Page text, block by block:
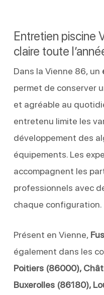
Entretien piscine
claire toute
Dans la Vienne 86, un
permet de conserver
et agréable au
entretenu limite les
développement des
équipements. Les
accompagnent les
professionnels avec
chaque configuration.
Présent en Vienne,
également dans les
Poitiers (86000),
Buxerolles (86180),